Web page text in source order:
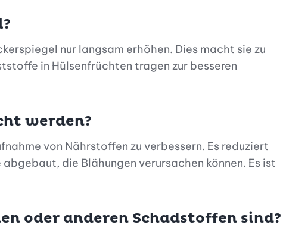
nur langsam erhöhen. Dies macht sie zu
in Hülsenfrüchten tragen zur besseren
werden?
von Nährstoffen zu verbessern. Es reduziert
die Blähungen verursachen können. Es ist
oder anderen Schadstoffen sind?